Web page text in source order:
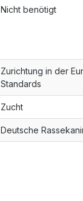
Nicht benötigt
Zurichtung in der
Standards
Zucht
Deutsche